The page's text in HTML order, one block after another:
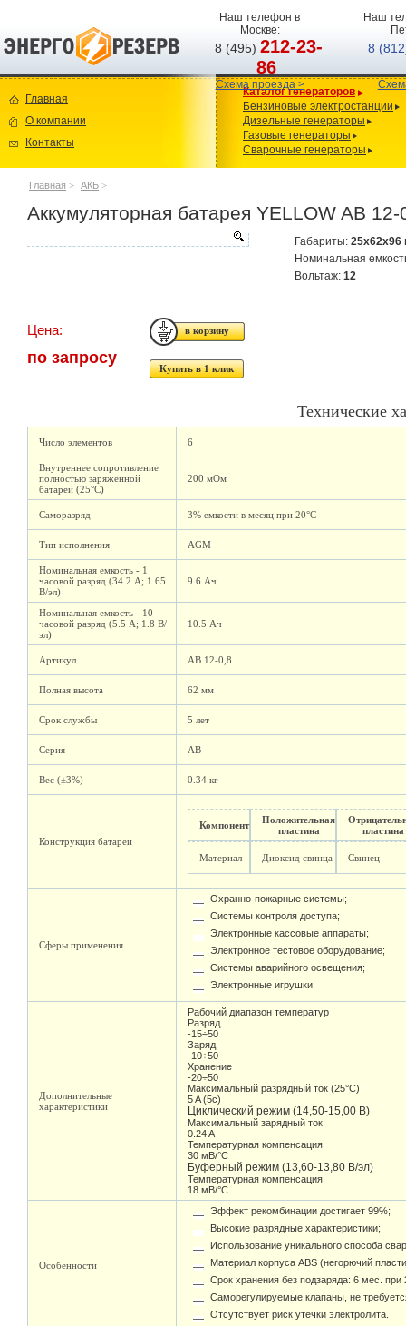
Наш телефон в
Москве:
8 (495)212-23-
86
Схема проезда >
Наш
8
Главная
О компании
Контакты
Каталог генераторов
Бензиновые электростанции
Дизельные генераторы
Газовые генераторы
Сварочные генераторы
Главная > АКБ >
Аккумуляторная батарея YELLOW AB 12-
Габариты: 25x62x96
Номинальная
Вольтаж: 12
Цена:
по запросу
Купить в 1 клик
Технические
Число элементов 6
Внутреннее сопротивление
полностью заряженной
батареи (25°C)
200 мОм
Саморазряд 3% емкости в месяц при 20°C
Тип исполнения AGM
Номинальная емкость - 1
часовой разряд (34.2 А; 1.65
В/эл)
9.6 Ач
Номинальная емкость - 10
часовой разряд (5.5 А; 1.8 В/
эл)
10.5 Ач
Артикул AB 12-0,8
Полная высота 62 мм
Срок службы 5 лет
Серия AB
Вес (±3%) 0.34 кг
Конструкция батареи
Компонент
Положительная
пластина
пластина
Материал Диоксид свинца Свинец
Сферы применения
Охранно-пожарные системы;
Системы контроля доступа;
Электронные кассовые аппараты;
Электронное тестовое оборудование;
Системы аварийного освещения;
Электронные игрушки.
Дополнительные
характеристики
Рабочий диапазон температур
Разряд
-15÷50
Заряд
-10÷50
Хранение
-20÷50
Максимальный разрядный ток (25°С)
5 A (5c)
Циклический режим (14,50-15,00 В)
Максимальный зарядный ток
0.24 A
Температурная компенсация
30 мВ/°С
Буферный режим (13,60-13,80 В/эл)
Температурная компенсация
18 мВ/°С
Особенности
Эффект рекомбинации достигает 99%;
Высокие разрядные характеристики;
Использование уникального способа
Материал корпуса ABS (негорючий
Срок хранения без подзаряда: 6 мес. при
Саморегулируемые клапаны, не
Отсутствует риск утечки электролита.